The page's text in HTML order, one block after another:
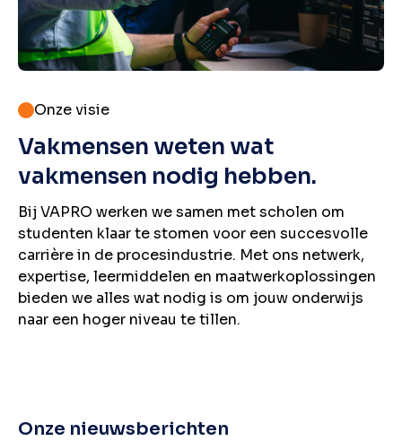
Onze visie
Vakmensen weten wat
vakmensen nodig hebben.
Bij VAPRO werken we samen met scholen om
studenten klaar te stomen voor een succesvolle
carrière in de procesindustrie. Met ons netwerk,
expertise, leermiddelen en maatwerkoplossingen
bieden we alles wat nodig is om jouw onderwijs
naar een hoger niveau te tillen.
Onze nieuwsberichten